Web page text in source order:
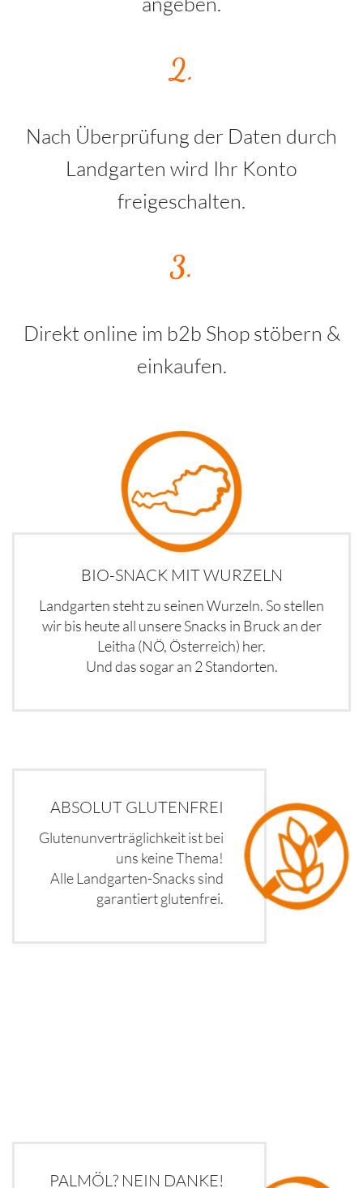
2.
Nach Überprüfung der Daten durch
Landgarten wird Ihr Konto
freigeschalten.
3.
Direkt online im b2b Shop stöbern &
einkaufen.
BIO-SNACK MIT WURZELN
Landgarten steht zu seinen Wurzeln. So stellen
wir bis heute all unsere Snacks in Bruck an der
Leitha (NÖ, Österreich) her.
Und das sogar an 2 Standorten.
ABSOLUT GLUTENFREI
Glutenunverträglichkeit ist bei
uns keine Thema!
Alle Landgarten-Snacks sind
garantiert glutenfrei.
PALMÖL? NEIN DANKE!